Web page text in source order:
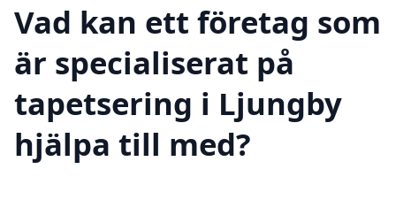
Vad kan ett företag som
är specialiserat på
tapetsering i Ljungby
hjälpa till med?